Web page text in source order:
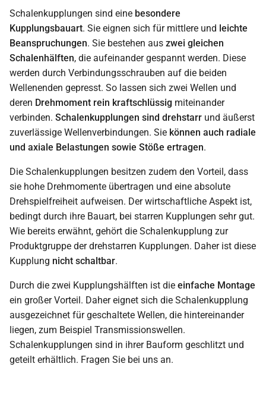
Schalenkupplungen sind eine besondere
Kupplungsbauart. Sie eignen sich für mittlere und leichte
Beanspruchungen. Sie bestehen aus zwei gleichen
Schalenhälften, die aufeinander gespannt werden. Diese
werden durch Verbindungsschrauben auf die beiden
Wellenenden gepresst. So lassen sich zwei Wellen und
deren Drehmoment rein kraftschlüssig miteinander
verbinden. Schalenkupplungen sind drehstarr und äußerst
zuverlässige Wellenverbindungen. Sie können auch radiale
und axiale Belastungen sowie Stöße ertragen.
Die Schalenkupplungen besitzen zudem den Vorteil, dass
sie hohe Drehmomente übertragen und eine absolute
Drehspielfreiheit aufweisen. Der wirtschaftliche Aspekt ist,
bedingt durch ihre Bauart, bei starren Kupplungen sehr gut.
Wie bereits erwähnt, gehört die Schalenkupplung zur
Produktgruppe der drehstarren Kupplungen. Daher ist diese
Kupplung nicht schaltbar.
Durch die zwei Kupplungshälften ist die einfache Montage
ein großer Vorteil. Daher eignet sich die Schalenkupplung
ausgezeichnet für geschaltete Wellen, die hintereinander
liegen, zum Beispiel Transmissionswellen.
Schalenkupplungen sind in ihrer Bauform geschlitzt und
geteilt erhältlich. Fragen Sie bei uns an.